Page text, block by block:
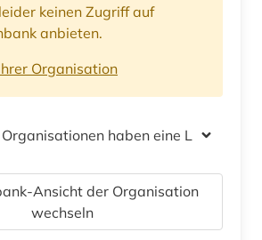
keinen Zugriff auf
anbieten.
Organisation
haben eine Lizenz
Ansicht der Organisation
wechseln